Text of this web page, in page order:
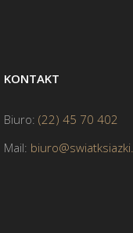
KONTAKT
Biuro: (22) 45 70 402
Mail: